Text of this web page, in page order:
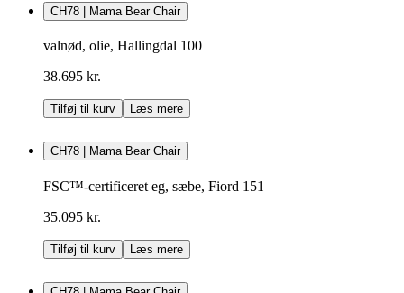
CH78 | Mama Bear Chair
valnød, olie, Hallingdal 100
38.695 kr.
Tilføj til kurv Læs mere
CH78 | Mama Bear Chair
FSC™-certificeret eg, sæbe, Fiord 151
35.095 kr.
Tilføj til kurv Læs mere